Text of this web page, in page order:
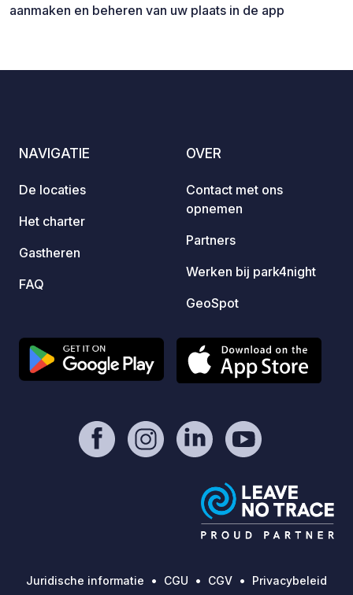
aanmaken en beheren van uw plaats in de app
NAVIGATIE
De locaties
Het charter
Gastheren
FAQ
OVER
Contact met ons
opnemen
Partners
Werken bij park4night
GeoSpot
Juridische informatie CGU CGV
Privacybeleid